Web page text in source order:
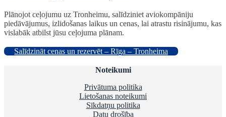
Plānojot ceļojumu uz Tronheimu, salīdziniet aviokompāniju
piedāvājumus, izlidošanas laikus un cenas, lai atrastu risinājumu, kas
vislabāk atbilst jūsu ceļojuma plānam.
Salīdzināt cenas un rezervēt – Rīga – Tronheima
Noteikumi
Privātuma politika
Lietošanas noteikumi
Sīkdatņu politika
Datu drošība